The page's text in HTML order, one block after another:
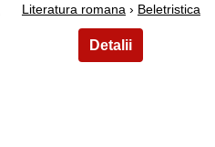
Literatura romana › Beletristica